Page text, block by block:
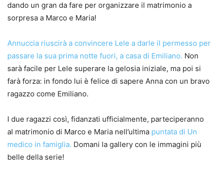
dando un gran da fare per organizzare il matrimonio a
sorpresa a Marco e Maria!
Annuccia riuscirà a convincere Lele a darle il permesso per
passare la sua prima notte fuori, a casa di Emiliano. Non
sarà facile per Lele superare la gelosia iniziale, ma poi si
farà forza: in fondo lui è felice di sapere Anna con un bravo
ragazzo come Emiliano.
I due ragazzi così, fidanzati ufficialmente, parteciperanno
al matrimonio di Marco e Maria nell’ultima puntata di Un
medico in famiglia. Domani la gallery con le immagini più
belle della serie!